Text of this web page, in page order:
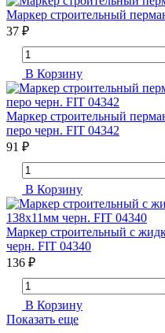
Маркер строительный
37 ₽
В Корзину
Маркер строительный
перо черн. FIT 04342
91 ₽
В Корзину
Маркер строительный с
черн. FIT 04340
136 ₽
В Корзину
Показать еще